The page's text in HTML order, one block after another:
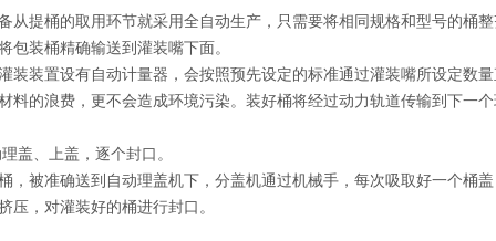
从提桶的取用环节就采用全自动生产，只需要将相同规格和型号的桶
包装桶精确输送到灌装嘴下面。
置设有自动计量器，会按照预先设定的标准通过灌装嘴所设定数量
料的浪费，更不会造成环境污染。装好桶将经过动力轨道传输到下一
盖、上盖，逐个封口。
，被准确送到自动理盖机下，分盖机通过机械手，每次吸取好一个桶
压，对灌装好的桶进行封口。